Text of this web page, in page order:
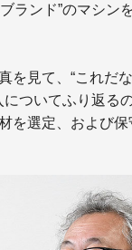
ランド”のマシン
を見て、“これだ
についてふり返る
を選定、および保